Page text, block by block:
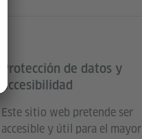
Protección de datos y
accesibilidad
Este sitio web pretende ser
accesible y útil para el mayor